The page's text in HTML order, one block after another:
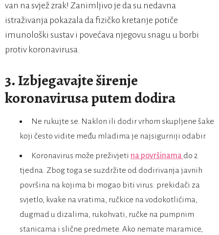
van na svjež zrak! Zanimljivo je da su nedavna
istraživanja pokazala da fizičko kretanje potiče
imunološki sustav i povećava njegovu snagu u borbi
protiv koronavirusa.
3. Izbjegavajte širenje
koronavirusa putem dodira
Ne rukujte se. Naklon ili dodir vrhom skupljene šake
koji često vidite među mladima je najsigurniji odabir.
Koronavirus može preživjeti na površinama do 2
tjedna. Zbog toga se suzdržite od dodirivanja javnih
površina na kojima bi mogao biti virus: prekidači za
svjetlo, kvake na vratima, ručkice na vodokotlićima,
dugmad u dizalima, rukohvati, ručke na pumpnim
stanicama i slične predmete. Ako nemate maramice,